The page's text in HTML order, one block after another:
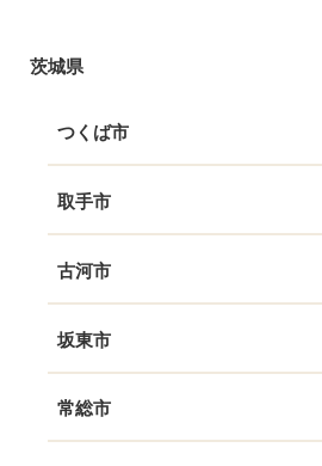
茨城県
つくば市
取手市
古河市
坂東市
常総市